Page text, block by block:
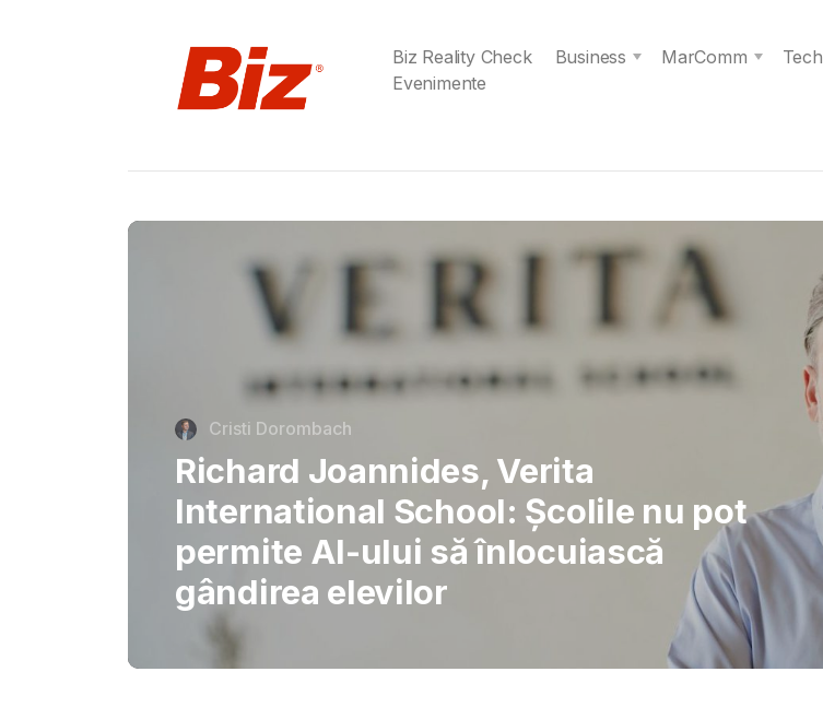
Biz Reality Check Business MarComm Tech
Evenimente
Gabriel Barliga
Oana Gheorghiu: Curajul de a lupta
pentru schimbare